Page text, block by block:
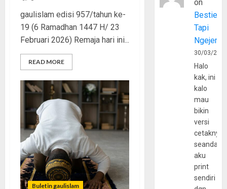
gaulislam edisi 957/tahun ke-
19 (6 Ramadhan 1447 H/ 23
Februari 2026) Remaja hari ini...
READ MORE
Buletin gaulislam
on
Bestie
Tapi
30/03/
Halo
kak, ini
kalo
mau
bikin
versi
cetaknya
aku
print
sendiri